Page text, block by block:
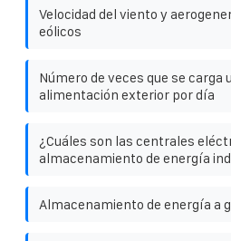
Velocidad del viento y
eólicos
Número de veces que se carga
alimentación exterior por día
¿Cuáles son las centrales
almacenamiento de energía
Almacenamiento de energía a